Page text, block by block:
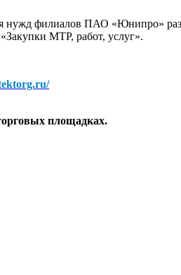
нужд филиалов ПАО «Юнипро»
«Закупки МТР, работ, услуг».
площадках.